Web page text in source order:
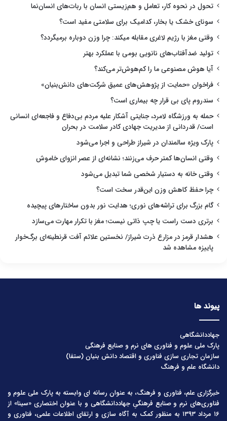
تحول در نحوه کار، تعامل و هم‌زیستی انسان با ربات‌های انسان‌نما
سونای خشک یا بخار، کدامیک برای سلامتی مفید است؟
وقتی مغز با رژیم لاغری مقابله میکند: چرا وزن دوباره برمیگردد؟
تولید ضدآفتاب‌های نانویی بومی با عملکرد بهتر
آیا هوش مصنوعی ما را کم‌هوش‌تر می‌کند؟
فراخوان «حمایت از پژوهش‌های عمیق شرکت‌های دانش‌بنیان»
سندروم پای بی قرار چه بیماری است؟
حمله به ورزشگاه لامرد، جنایتی آشکار علیه مردم بی‌دفاع و فاجعه‌ای انسانی
است/ قدردانی از مدیریت جهادی کادر سلامت در بحران
پارک ویژه سالمندان در شیراز طراحی و اجرا می‌شود
وقتی انسان‌ها کمتر حرف می‌زنند؛ نشانه‌ای از عصر انزوای خاموش
وقتی خانه به دستیار شخصی شما تبدیل می‌شود
چرا حفظ کاهش وزن این‌قدر سخت است؟
گام بزرگ برای تراشه‌های نوری؛ هدایت نور بدون ساختارهای پیچیده
برتری دست راست یا چپ ذاتی نیست؛ مغز با تکرار مهارت می‌سازد
هشدار قرمز در مزارع ذرت شیراز/ نخستین علائم آفت قرنطینه‌ای برگ‌خوار
پاییزه مشاهده شد
پیوند ها
جهاددانشگاهی
پارک ملی علوم و فناوری های نرم و صنایع فرهنگی
سازمان تجاری سازی فناوری و اقتصاد دانش بنیان (ستفا)
دانشگاه علم و فرهنگ
خبرگزاری علم، فناوری و فرهنگ، به عنوان رسانه ای وابسته به پارک ملی علوم و
فناوری‌های نرم و صنایع فرهنگیِ جهاددانشگاهی و با عنوان اختصاری «سینا» از
۱۶ مرداد ۱۳۹۳ به منظور کمک به آگاه سازی و ارتقای اطلاعات علمی، فناوری و